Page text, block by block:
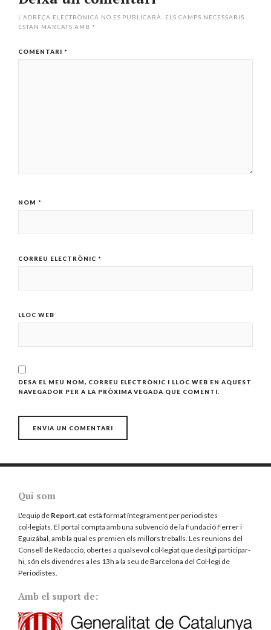
L'ADREÇA ELECTRÒNICA NO ES PUBLICARÀ.
ELS CAMPS NECESSARIS
ESTAN MARCATS AMB *
COMENTARI *
NOM *
CORREU ELECTRÒNIC *
LLOC WEB
DESA EL MEU NOM, CORREU ELECTRÒNIC I LLOC WEB EN AQUEST
NAVEGADOR PER A LA PRÒXIMA VEGADA QUE COMENTI.
Qui som
L'equip de Report.cat està format íntegrament per periodistes
col·legiats. El portal compta amb una subvenció de la Fundació Ferrer i
Eguizábal, amb la qual es premien els millors treballs. Les reunions del
Consell de Redacció, obertes a qualsevol col·legiat que desitgi participar-
hi, són els divendres a les 13h a la seu de Barcelona del Col·legi de
Periodistes
Amb el suport de: